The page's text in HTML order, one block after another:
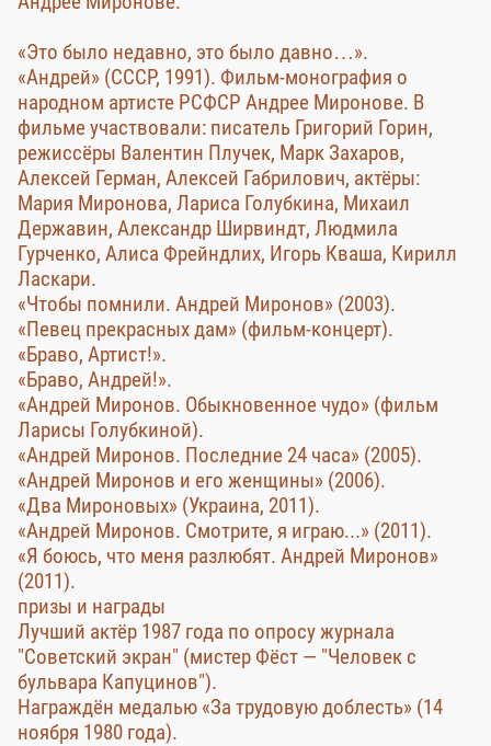
«Это было недавно, это было давно…».
«Андрей» (СССР, 1991). Фильм-монография о
народном артисте РСФСР Андрее Миронове. В
фильме участвовали: писатель Григорий Горин,
режиссёры Валентин Плучек, Марк Захаров,
Алексей Герман, Алексей Габрилович, актёры:
Мария Миронова, Лариса Голубкина, Михаил
Державин, Александр Ширвиндт, Людмила
Гурченко, Алиса Фрейндлих, Игорь Кваша, Кирилл
Ласкари.
«Чтобы помнили. Андрей Миронов» (2003).
«Певец прекрасных дам» (фильм-концерт).
«Браво, Артист!».
«Браво, Андрей!».
«Андрей Миронов. Обыкновенное чудо» (фильм
Ларисы Голубкиной).
«Андрей Миронов. Последние 24 часа» (2005).
«Андрей Миронов и его женщины» (2006).
«Два Мироновых» (Украина, 2011).
«Андрей Миронов. Смотрите, я играю...» (2011).
«Я боюсь, что меня разлюбят. Андрей Миронов»
(2011).
призы и награды
Лучший актёр 1987 года по опросу журнала
"Советский экран" (мистер Фёст — "Человек с
бульвара Капуцинов").
Награждён медалью «За трудовую доблесть» (14
ноября 1980 года).